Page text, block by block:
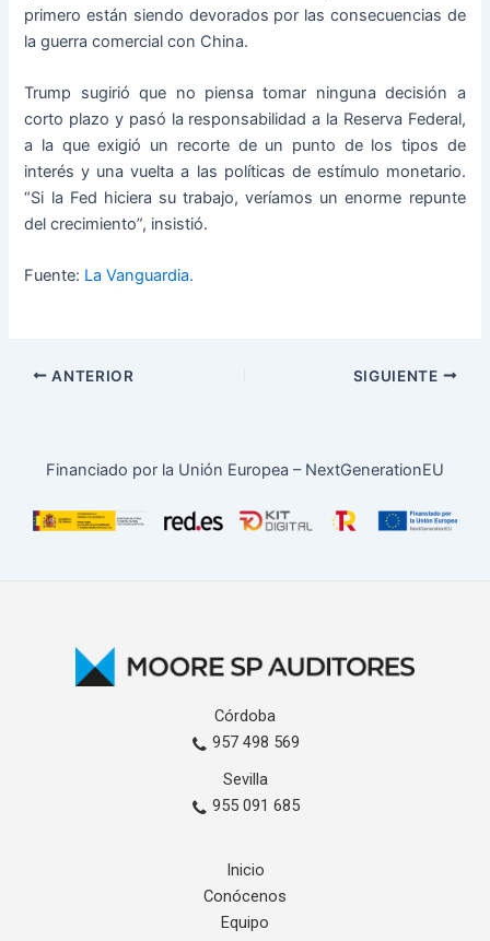
primero están siendo devorados por las consecuencias de
la guerra comercial con China.
Trump sugirió que no piensa tomar ninguna decisión a
corto plazo y pasó la responsabilidad a la Reserva Federal,
a la que exigió un recorte de un punto de los tipos de
interés y una vuelta a las políticas de estímulo monetario.
“Si la Fed hiciera su trabajo, veríamos un enorme repunte
del crecimiento”, insistió.
Fuente: La Vanguardia.
ANTERIOR SIGUIENTE
Financiado por la Unión Europea – NextGenerationEU
Córdoba
957 498 569
Sevilla
955 091 685
Inicio
Conócenos
Equipo